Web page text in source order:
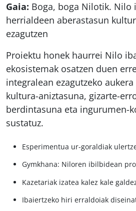
Gaia: Boga, boga Nilotik. Nilo
herrialdeen aberastasun
ezagutzen
Proiektu honek haurrei Nilo
ekosistemak osatzen duen
integralean ezagutzeko
kultura-aniztasuna, gizarte-
berdintasuna eta ingurumen-
sustatuz.
Esperimentua ur-goraldiak
Gymkhana: Niloren ibilbidean
Kazetariak izatea kalez kale
Ibaiertzeko hiri erraldoiak